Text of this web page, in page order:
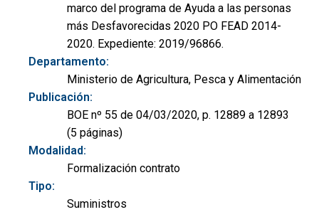
marco del programa de Ayuda a las personas
más Desfavorecidas 2020 PO FEAD 2014-
2020. Expediente: 2019/96866.
Departamento:
Ministerio de Agricultura, Pesca y Alimentación
Publicación:
BOE nº 55 de 04/03/2020, p. 12889 a 12893
(5 páginas)
Modalidad:
Formalización contrato
Tipo:
Suministros